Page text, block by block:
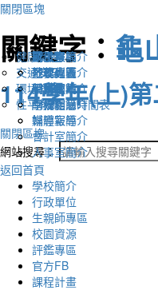
關閉區塊
關鍵字： 龜
114學年(上)
關閉區塊
網站搜尋：
返回首頁
學校簡介
認識幸福
地理位置
英文網站
幸福相簿
媒體報導
行政單位
校長室簡介
教務處簡介
學務處簡介
總務處簡介
輔導室簡介
會計室簡介
人事室簡介
生親師專區
新生專區
升學專區
圖書館藏
學校作息時間表
校園資源
電子報
下載列表
評鑑專區
健康促進
交通安全
環境教育
性平教育
官方FB
課程計畫